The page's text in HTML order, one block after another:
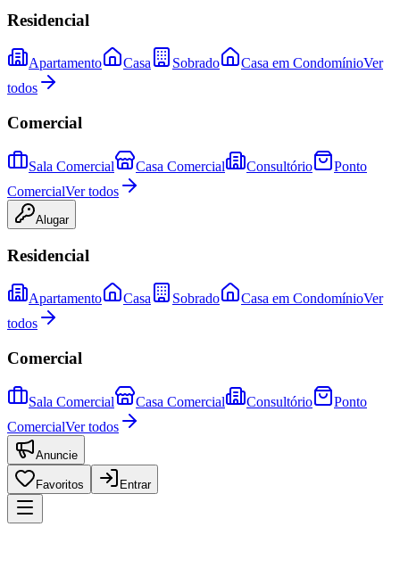
Residencial
Apartamento Casa Sobrado Casa em CondomínioVer
todos
Comercial
Sala Comercial Casa Comercial Consultório
Ponto
ComercialVer todos
Alugar
Residencial
Apartamento Casa Sobrado Casa em CondomínioVer
todos
Comercial
Sala Comercial Casa Comercial Consultório
Ponto
ComercialVer todos
Anuncie
Favoritos Entrar